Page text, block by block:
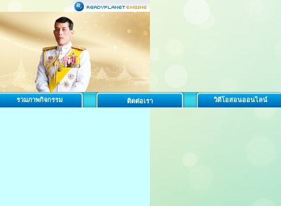
รวมภาพกิจกรรม ติดต่อเรา วิดีโอสอนออนไลน์